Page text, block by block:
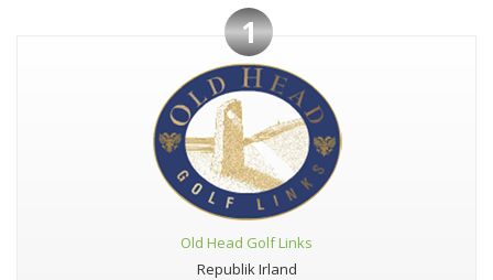
1
Old Head Golf Links
Republik Irland